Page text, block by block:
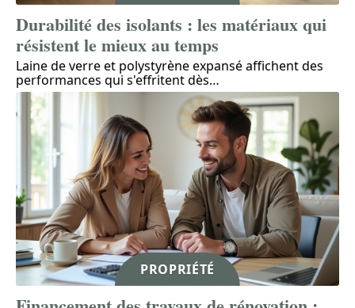
Durabilité des isolants : les matériaux qui
résistent le mieux au temps
Laine de verre et polystyrène expansé affichent des
performances qui s'effritent dès…
PROPRIÉTÉ